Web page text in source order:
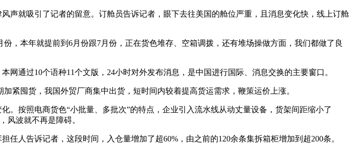
就吸引了记者的留意。订舱员告诉记者，眼下去往美国的舱位严重，且消息变化快，线上订舱
本年就提前到6月份跟7月份，正在货色堆存、空箱调拨，还有堆场操做方面，我们都做了良
过10个语种11个文版，24小时对外发布消息，是中国进行国际、消息交换的主要窗口。
囤货，我国外贸厂商集中出货，短时间内较着提高货运需求，鞭策运价上涨。
按照电商货色“小批量、多批次”的特点，企业引入流水线从动丈量设备，货架间距缩小了
风波就不再是障碍。
告诉记者，这段时间，入仓量增加了超60%，由之前的120余条集拆箱柜增加到超200条。